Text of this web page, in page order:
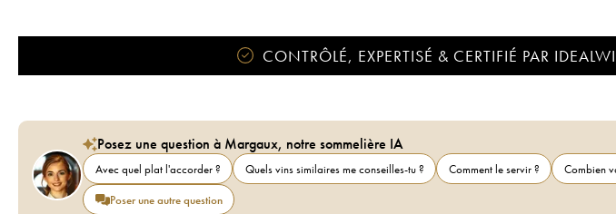
CONTRÔLÉ, EXPERTISÉ & CERTIFIÉ PAR
Posez une question à Margaux, notre sommelière IA
Avec quel plat l'accorder ? Quels vins similaires me conseilles-tu ? Comment le servir ?
Combien
Poser une autre question